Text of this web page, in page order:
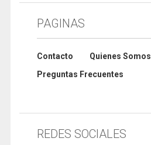
PAGINAS
Contacto
Quienes Somos
Preguntas Frecuentes
REDES SOCIALES